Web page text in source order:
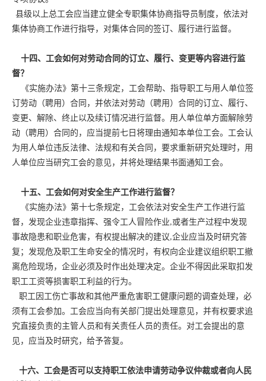
县级以上总工会应当建立健全专职集体协商指导员制度，依法对
集体协商工作进行指导，对集体合同的签订、履行进行监督。
十四、工会如何对劳动合同的订立、履行、变更等内容进行监
督？
《实施办法》第十三条规定，工会帮助、指导职工与用人单位签
订劳动（聘用）合同，并依法对劳动（聘用）合同的订立、履行、
变更、解除、终止以及续订情况进行监督。用人单位单方面解除劳
动（聘用）合同的，应当提前七日将理由通知本单位工会。工会认
为用人单位违反法律、法规和有关合同，要求重新研究处理时，用
人单位应当研究工会的意见，并将处理结果书面通知工会。
十五、工会如何对安全生产工作进行监督？
《实施办法》第十七条规定，工会依法对安全生产工作进行监
督，发现企业违章指挥、强令工人冒险作业,或者生产过程中发现
事故隐患和职业危害，有权提出解决的建议,企业应当及时研究答
复；发现危及职工生命安全的情况时，有权向企业建议组织职工撤
离危险现场，企业必须及时作出处理决定。企业不得因此采取扣发
职工工资等损害职工利益的行为。
职工因工伤亡事故和其他严重危害职工健康问题的调查处理，必
须有工会参加。工会应当向有关部门提出处理意见，并有权要求追
究直接负责的主管人员和有关责任人员的责任。对工会提出的意
见，应当及时研究，给予答复。
十六、工会是否可以支持职工依法申请劳动争议仲裁或者向人民